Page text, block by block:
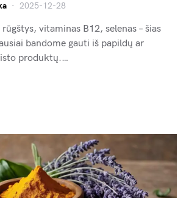
2025-12-28
vitaminas B12, selenas – šias
bandome gauti iš papildų ar
produktų.…